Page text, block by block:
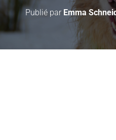
Publié par Emma